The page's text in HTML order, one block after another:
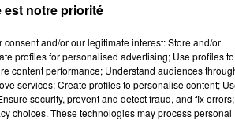
est notre priorité
and/or our legitimate interest: Store and/or
profiles for personalised advertising; Use profiles to
content performance; Understand audiences
services; Create profiles to personalise content;
security, prevent and detect fraud, and fix errors;
choices. These technologies may process personal